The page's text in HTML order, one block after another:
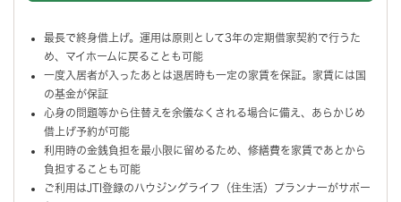
最長で終身借上げ。運用は原則として3年の定期借家契約で行うた
め、マイホームに戻ることも可能
一度入居者が入ったあとは退居時も一定の家賃を保証。家賃には国
の基金が保証
心身の問題等から住替えを余儀なくされる場合に備え、あらかじめ
借上げ予約が可能
利用時の金銭負担を最小限に留めるため、修繕費を家賃であとから
負担することも可能
ご利用はJTI登録のハウジングライフ（住生活）プランナーがサポー